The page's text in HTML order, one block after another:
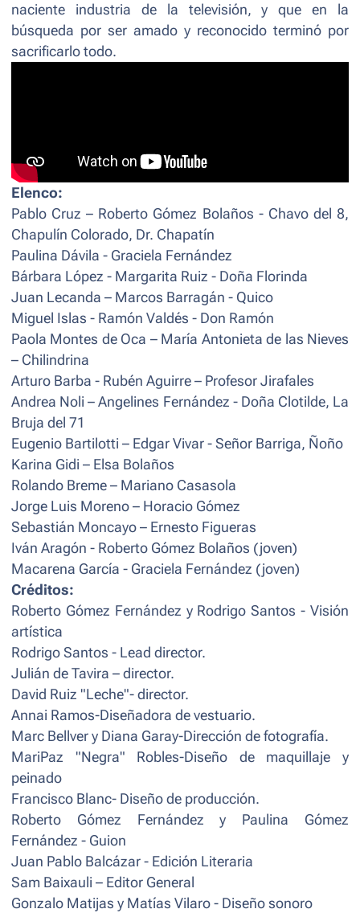
naciente industria de la televisión, y que en la
búsqueda por ser amado y reconocido terminó por
sacrificarlo todo.
Elenco:
Pablo Cruz – Roberto Gómez Bolaños - Chavo del 8,
Chapulín Colorado, Dr. Chapatín
Paulina Dávila - Graciela Fernández
Bárbara López - Margarita Ruiz - Doña Florinda
Juan Lecanda – Marcos Barragán - Quico
Miguel Islas - Ramón Valdés - Don Ramón
Paola Montes de Oca – María Antonieta de las Nieves
– Chilindrina
Arturo Barba - Rubén Aguirre – Profesor Jirafales
Andrea Noli – Angelines Fernández - Doña Clotilde, La
Bruja del 71
Eugenio Bartilotti – Edgar Vivar - Señor Barriga, Ñoño
Karina Gidi – Elsa Bolaños
Rolando Breme – Mariano Casasola
Jorge Luis Moreno – Horacio Gómez
Sebastián Moncayo – Ernesto Figueras
Iván Aragón - Roberto Gómez Bolaños (joven)
Macarena García - Graciela Fernández (joven)
Créditos:
Roberto Gómez Fernández y Rodrigo Santos - Visión
artística
Rodrigo Santos - Lead director.
Julián de Tavira – director.
David Ruiz "Leche"- director.
Annai Ramos-Diseñadora de vestuario.
Marc Bellver y Diana Garay-Dirección de fotografía.
MariPaz "Negra" Robles-Diseño de maquillaje y
peinado
Francisco Blanc- Diseño de producción.
Roberto Gómez Fernández y Paulina Gómez
Fernández - Guion
Juan Pablo Balcázar - Edición Literaria
Sam Baixauli – Editor General
Gonzalo Matijas y Matías Vilaro - Diseño sonoro